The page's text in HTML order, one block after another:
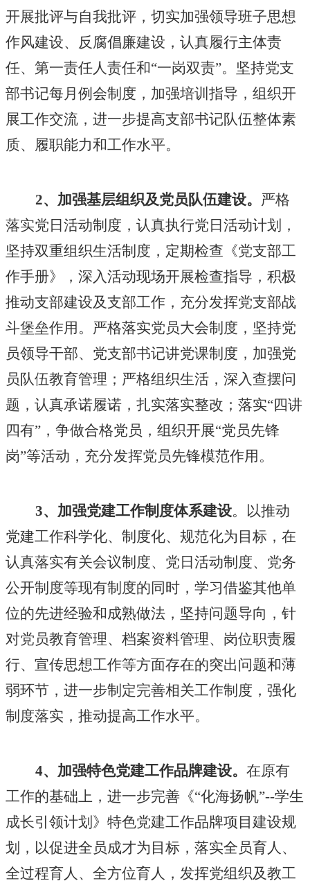
开展批评与自我批评，切实加强领导班子思想
作风建设、反腐倡廉建设，认真履行主体责
任、第一责任人责任和“一岗双责”。坚持党支
部书记每月例会制度，加强培训指导，组织开
展工作交流，进一步提高支部书记队伍整体素
质、履职能力和工作水平。
2、加强基层组织及党员队伍建设。 严格
落实党日活动制度，认真执行党日活动计划，
坚持双重组织生活制度，定期检查《党支部工
作手册》，深入活动现场开展检查指导，积极
推动支部建设及支部工作，充分发挥党支部战
斗堡垒作用。严格落实党员大会制度，坚持党
员领导干部、党支部书记讲党课制度，加强党
员队伍教育管理；严格组织生活，深入查摆问
题，认真承诺履诺，扎实落实整改；落实“四讲
四有”，争做合格党员，组织开展“党员先锋
岗”等活动，充分发挥党员先锋模范作用。
3、加强党建工作制度体系建设。以推动
党建工作科学化、制度化、规范化为目标，在
认真落实有关会议制度、党日活动制度、党务
公开制度等现有制度的同时，学习借鉴其他单
位的先进经验和成熟做法，坚持问题导向，针
对党员教育管理、档案资料管理、岗位职责履
行、宣传思想工作等方面存在的突出问题和薄
弱环节，进一步制定完善相关工作制度，强化
制度落实，推动提高工作水平。
4、加强特色党建工作品牌建设。在原有
工作的基础上，进一步完善《“化海扬帆”--学生
成长引领计划》特色党建工作品牌项目建设规
划，以促进全员成才为目标，落实全员育人、
全过程育人、全方位育人，发挥党组织及教工